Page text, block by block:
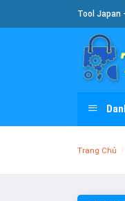
To
Tool Japan
Trang Chủ /